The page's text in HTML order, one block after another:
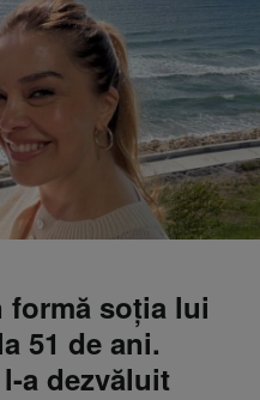
formă soţia lui
51 de ani.
a dezvăluit